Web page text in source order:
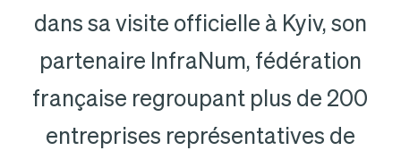
dans sa visite officielle à Kyiv, son
partenaire InfraNum, fédération
française regroupant plus de 200
entreprises représentatives de